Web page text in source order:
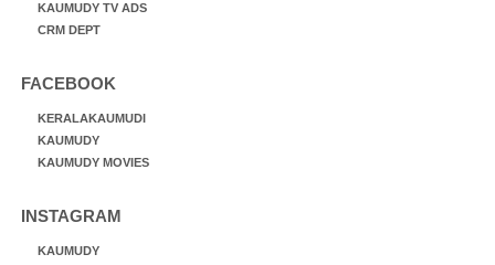
KAUMUDY TV ADS
CRM DEPT
FACEBOOK
KERALAKAUMUDI
KAUMUDY
KAUMUDY MOVIES
INSTAGRAM
KAUMUDY